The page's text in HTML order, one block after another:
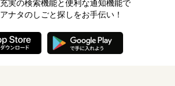
充実の検索機能と便利な通知機能で
アナタのしごと探しをお手伝い！